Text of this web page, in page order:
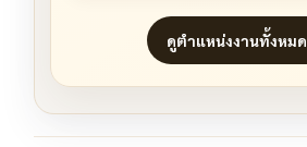
ดูตำแหน่งงานทั้งหมด